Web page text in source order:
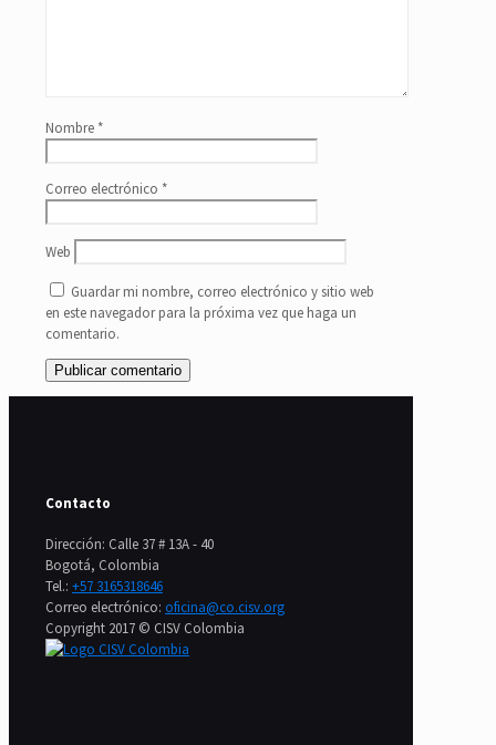
Nombre *
Correo electrónico *
Web
Guardar mi nombre, correo electrónico y sitio web
en este navegador para la próxima vez que haga un
comentario.
Contacto
Dirección: Calle 37 # 13A - 40
Bogotá, Colombia
Tel.: +57 3165318646
Correo electrónico: oficina@co.cisv.org
Copyright 2017 © CISV Colombia